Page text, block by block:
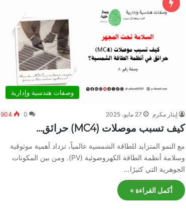
وصفات هندسية وإدارية
إيثار مكرم 27 مايو، 2025 0
904
كيف تسبب موصلات (MC4) حرائق…
مع النمو المتزايد للطاقة الشمسية عالمياً، تزداد أهمية موثوقية
وسلامة أنظمة الطاقة الكهروضوئية (PV). ومن بين المكونات
الجوهرية التي كثيرًا…
أكمل القراءة »